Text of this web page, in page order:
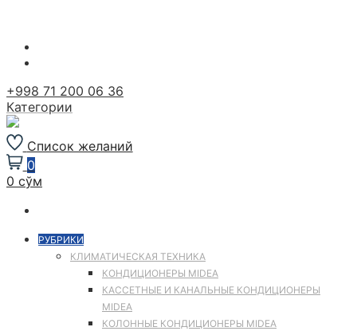
Перейти
+998 71 200 06 36
Категории
Список желаний
0
0 сўм
РУБРИКИ
КЛИМАТИЧЕСКАЯ ТЕХНИКА
КОНДИЦИОНЕРЫ MIDEA
КАССЕТНЫЕ И КАНАЛЬНЫЕ КОНДИЦИОНЕРЫ
MIDEA
КОЛОННЫЕ КОНДИЦИОНЕРЫ MIDEA